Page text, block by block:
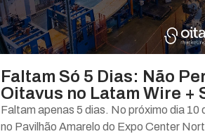
Faltam Só 5 Dias: Não
Oitavus no Latam Wire +
Faltam apenas 5 dias. No próximo dia 10
no Pavilhão Amarelo do Expo Center